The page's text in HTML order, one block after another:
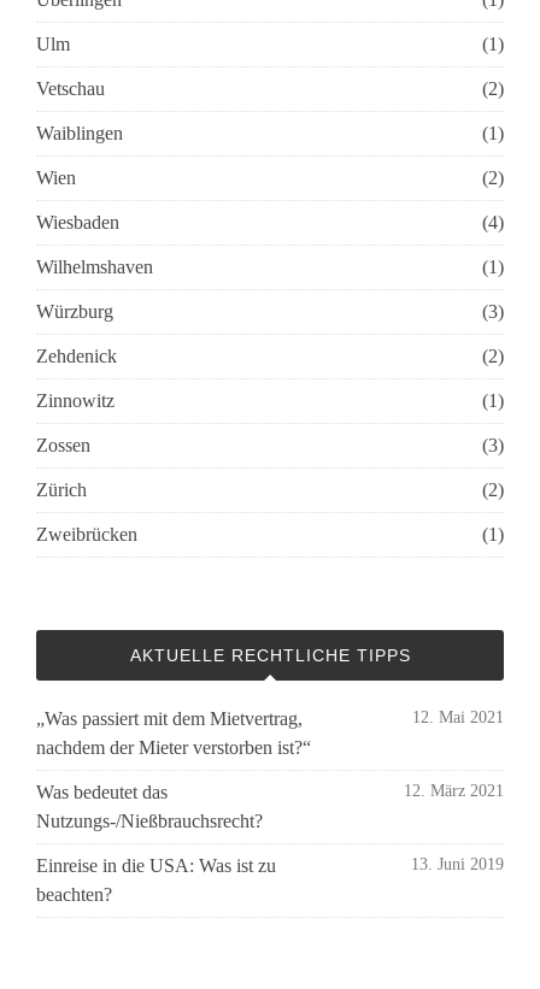
Ulm (1)
Vetschau (2)
Waiblingen (1)
Wien (2)
Wiesbaden (4)
Wilhelmshaven (1)
Würzburg (3)
Zehdenick (2)
Zinnowitz (1)
Zossen (3)
Zürich (2)
Zweibrücken (1)
AKTUELLE RECHTLICHE TIPPS
„Was passiert mit dem Mietvertrag,
nachdem der Mieter verstorben ist?“
12. Mai 2021
Was bedeutet das
Nutzungs-/Nießbrauchsrecht?
12. März 2021
Einreise in die USA: Was ist zu
beachten?
13. Juni 2019